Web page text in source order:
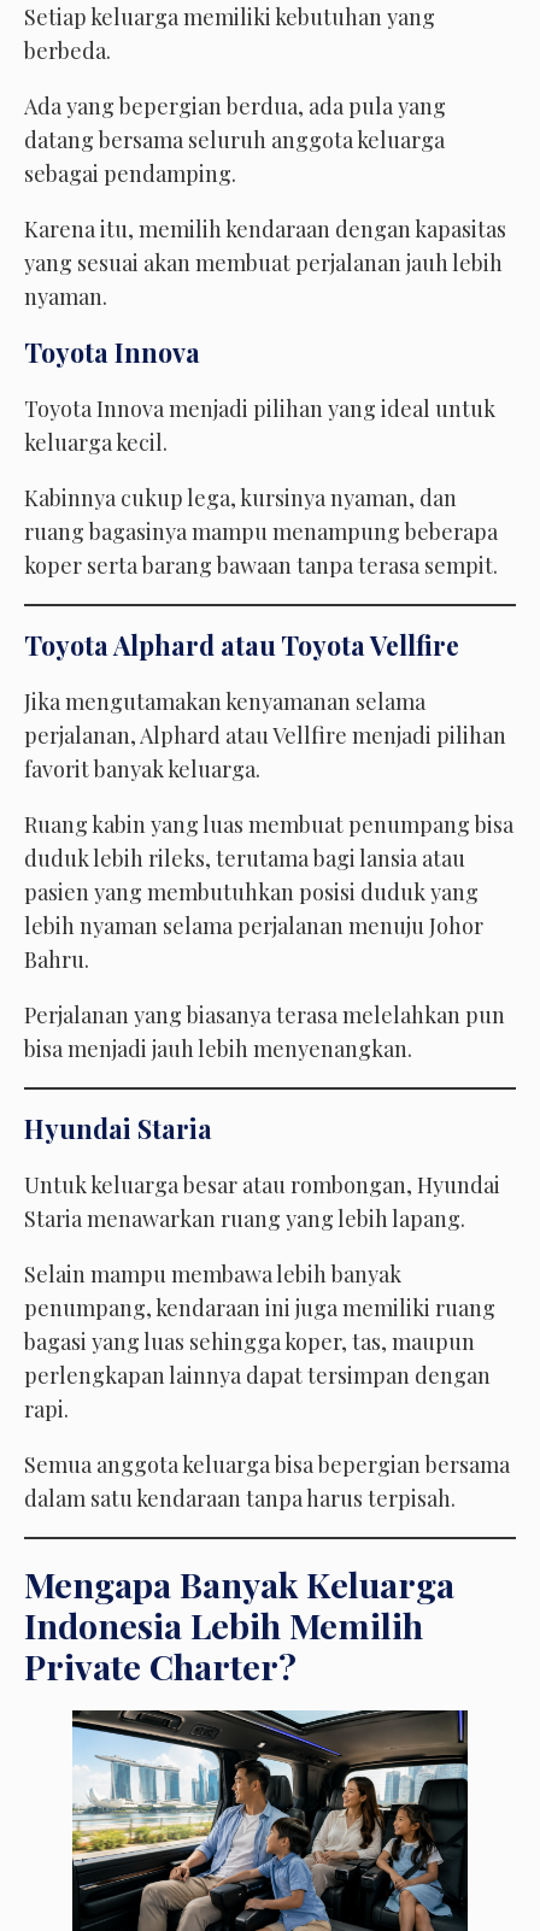
Setiap keluarga memiliki kebutuhan yang
berbeda.
Ada yang bepergian berdua, ada pula yang
datang bersama seluruh anggota keluarga
sebagai pendamping.
Karena itu, memilih kendaraan dengan kapasitas
yang sesuai akan membuat perjalanan jauh lebih
nyaman.
Toyota Innova
Toyota Innova menjadi pilihan yang ideal untuk
keluarga kecil.
Kabinnya cukup lega, kursinya nyaman, dan
ruang bagasinya mampu menampung beberapa
koper serta barang bawaan tanpa terasa sempit.
Toyota Alphard atau Toyota Vellfire
Jika mengutamakan kenyamanan selama
perjalanan, Alphard atau Vellfire menjadi pilihan
favorit banyak keluarga.
Ruang kabin yang luas membuat penumpang bisa
duduk lebih rileks, terutama bagi lansia atau
pasien yang membutuhkan posisi duduk yang
lebih nyaman selama perjalanan menuju Johor
Bahru.
Perjalanan yang biasanya terasa melelahkan pun
bisa menjadi jauh lebih menyenangkan.
Hyundai Staria
Untuk keluarga besar atau rombongan, Hyundai
Staria menawarkan ruang yang lebih lapang.
Selain mampu membawa lebih banyak
penumpang, kendaraan ini juga memiliki ruang
bagasi yang luas sehingga koper, tas, maupun
perlengkapan lainnya dapat tersimpan dengan
rapi.
Semua anggota keluarga bisa bepergian bersama
dalam satu kendaraan tanpa harus terpisah.
Mengapa Banyak Keluarga
Indonesia Lebih Memilih
Private Charter?